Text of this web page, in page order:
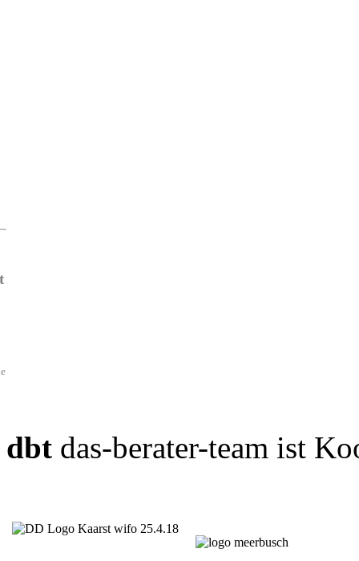
dbt das-berater-team ist